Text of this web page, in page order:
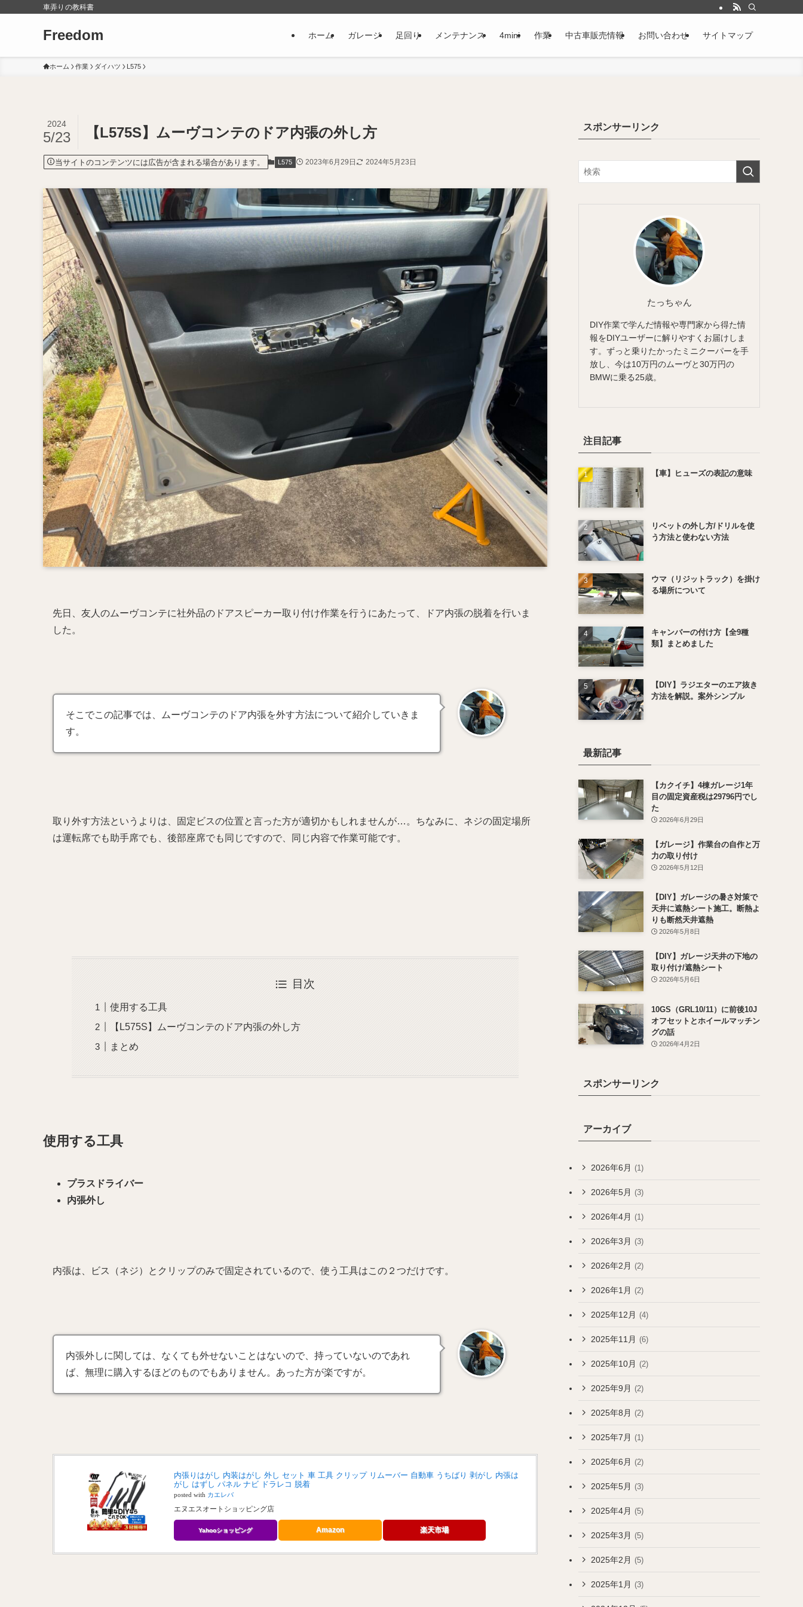
車弄りの教科書
Freedom ホーム ガレージ 足回り メンテナンス 4mini 作業 中古車販売情報 お問い合わせ サイトマップ
ホーム 作業 ダイハツ L575
【L575S】ムーヴコンテのドア内張の外し方
2024
5/23
当サイトのコンテンツには広告が含まれる場合があります。 L575 2023年6月29日 2024年5月23日
先日、友人のムーヴコンテに社外品のドアスピーカー取り付け作業を行うにあたって、ドア内張の脱着を行いま
した。
そこでこの記事では、ムーヴコンテのドア内張を外す方法について紹介していきま
す。
取り外す方法というよりは、固定ビスの位置と言った方が適切かもしれませんが…。ちなみに、ネジの固定場所
は運転席でも助手席でも、後部座席でも同じですので、同じ内容で作業可能です。
目次
使用する工具
【L575S】ムーヴコンテのドア内張の外し方
まとめ
使用する工具
プラスドライバー
内張外し
内張は、ビス（ネジ）とクリップのみで固定されているので、使う工具はこの２つだけです。
内張外しに関しては、なくても外せないことはないので、持っていないのであれ
ば、無理に購入するほどのものでもありません。あった方が楽ですが。
内張りはがし 内装はがし 外し セット 車 工具 クリップ リムーバー 自動車 うちばり 剥がし 内張は
がし はずし パネル ナビ ドラレコ 脱着
posted with カエレバ
エヌエスオートショッピング店
Yahooショッピング Amazon 楽天市場
スポンサーリンク
たっちゃん
DIY作業で学んだ情報や専門家から得た情
報をDIYユーザーに解りやすくお届けしま
す。ずっと乗りたかったミニクーパーを手
放し、今は10万円のムーヴと30万円の
BMWに乗る25歳。
注目記事
【車】ヒューズの表記の意味
リベットの外し方/ドリルを使
う方法と使わない方法
ウマ（リジットラック）を掛け
る場所について
キャンバーの付け方【全9種
類】まとめました
【DIY】ラジエターのエア抜き
方法を解説。案外シンプル
最新記事
【カクイチ】4棟ガレージ1年
目の固定資産税は29796円でし
た
2026年6月29日
【ガレージ】作業台の自作と万
力の取り付け
2026年5月12日
【DIY】ガレージの暑さ対策で
天井に遮熱シート施工。断熱よ
りも断然天井遮熱
2026年5月8日
【DIY】ガレージ天井の下地の
取り付け/遮熱シート
2026年5月6日
10GS（GRL10/11）に前後10J
オフセットとホイールマッチン
グの話
2026年4月2日
スポンサーリンク
アーカイブ
2026年6月 (1)
2026年5月 (3)
2026年4月 (1)
2026年3月 (3)
2026年2月 (2)
2026年1月 (2)
2025年12月 (4)
2025年11月 (6)
2025年10月 (2)
2025年9月 (2)
2025年8月 (2)
2025年7月 (1)
2025年6月 (2)
2025年5月 (3)
2025年4月 (5)
2025年3月 (5)
2025年2月 (5)
2025年1月 (3)